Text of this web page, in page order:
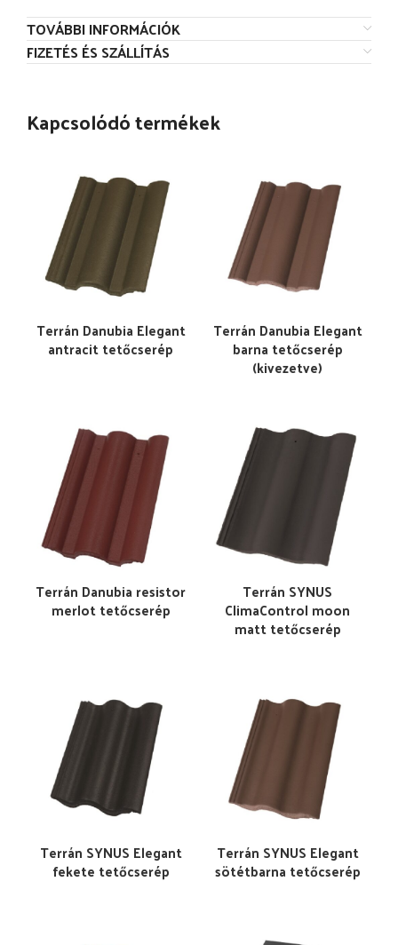
TOVÁBBI INFORMÁCIÓK
FIZETÉS ÉS SZÁLLÍTÁS
Kapcsolódó termékek
Terrán Danubia Elegant
antracit tetőcserép
Terrán Danubia Elegant
barna tetőcserép
(kivezetve)
Terrán Danubia resistor
merlot tetőcserép
Terrán SYNUS
ClimaControl moon
matt tetőcserép
Terrán SYNUS Elegant
fekete tetőcserép
Terrán SYNUS Elegant
sötétbarna tetőcserép